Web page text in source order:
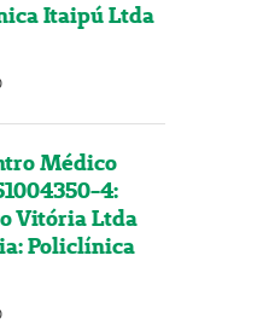
Itaipú Ltda
Médico
4:
Vitória Ltda
Policlínica